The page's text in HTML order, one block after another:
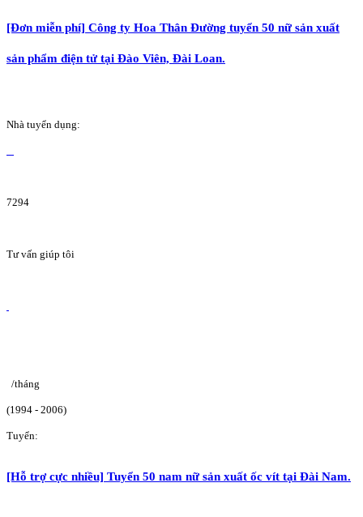
[Đơn miễn phí] Công ty Hoa Thân Đường tuyển 50 nữ sản xuất
sản phẩm điện tử tại Đào Viên, Đài Loan.
Nhà tuyển dụng:
7294
Tư vấn giúp tôi
/tháng
(1994 - 2006)
Tuyển:
[Hỗ trợ cực nhiều] Tuyển 50 nam nữ sản xuất ốc vít tại Đài Nam.